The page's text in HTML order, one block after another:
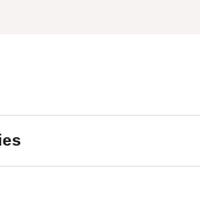
je een